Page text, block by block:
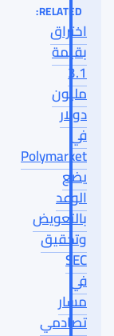
RELATED:
اختراق
بقيمة
3.1
مليون
دولار
في
Polymarket
يضع
الوعد
بالتعويض
وتحقيق
SEC
في
مسار
تصادمي